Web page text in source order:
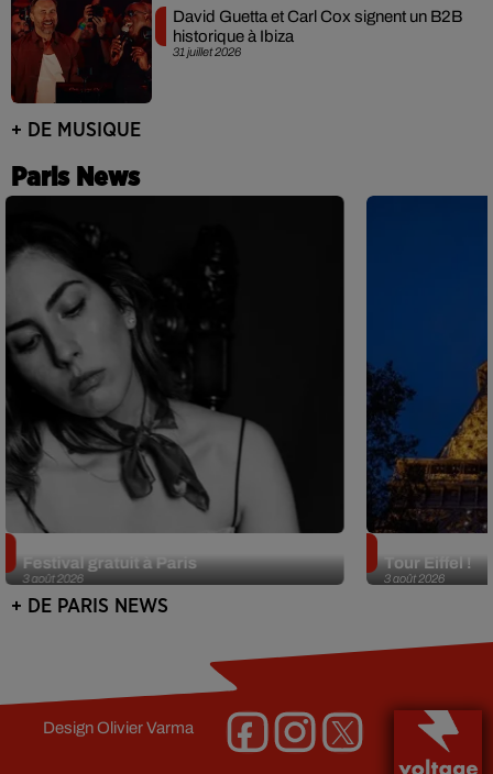
31 juillet 2026
David Guetta et Carl Cox signent un B2B
historique à Ibiza
+ DE MUSIQUE
Paris News
3 août 2026
Festival gratuit à Paris
3 août 2026
Tour Eiffel !
+ DE PARIS NEWS
DesignOlivier Varma